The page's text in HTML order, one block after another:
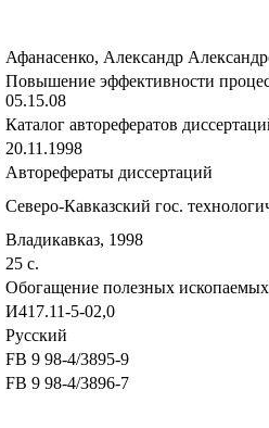
Афанасенко, Александр
Повышение эффективности
05.15.08
Каталог авторефератов
20.11.1998
Авторефераты диссертаций
Северо-Кавказский гос.
Владикавказ, 1998
25 с.
Обогащение полезных ископаемых
И417.11-5-02,0
Русский
FB 9 98-4/3895-9
FB 9 98-4/3896-7